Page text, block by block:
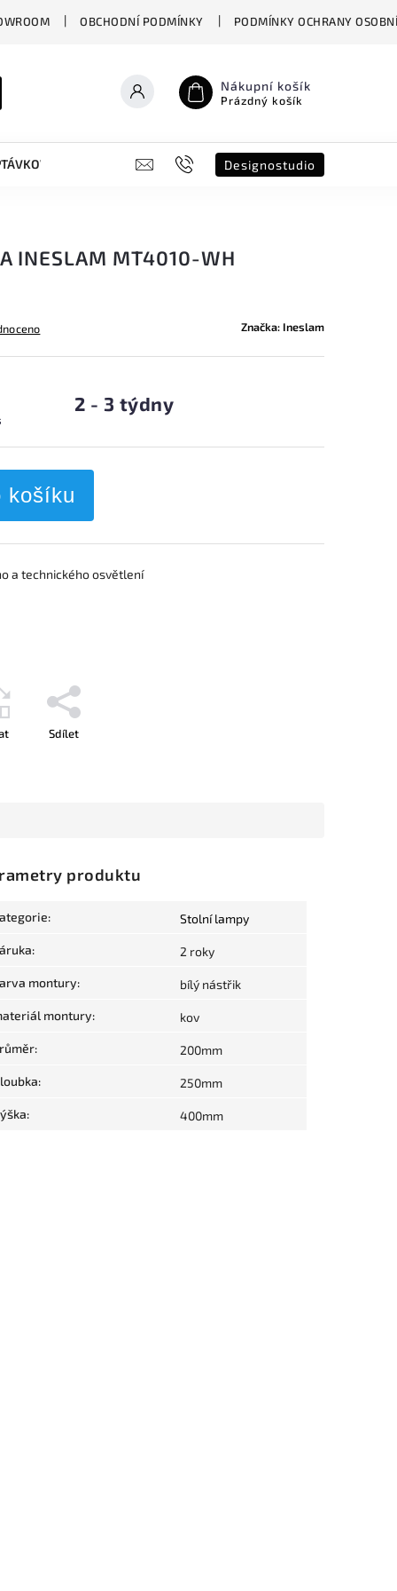
OBCHODNÍ PODMÍNKY PODMÍNKY OCHRANY
Nákupní košík
Prázdný košík
FORMULÁŘ B2B SHOWROOM
Designostudio
INESLAM MT4010-WH
Značka: Ineslam
2 - 3 týdny
košíku
a technického osvětlení
Sdílet
produktu
: Stolní lampy
: 2 roky
montury: bílý nástřik
montury: kov
: 200mm
: 250mm
: 400mm